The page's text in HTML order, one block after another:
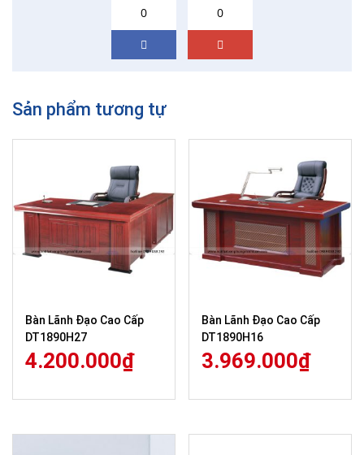
0 0
Sản phẩm tương tự
Bàn Lãnh Đạo Cao Cấp
DT1890H27
4.200.000₫
Bàn Lãnh Đạo Cao Cấp
DT1890H16
3.969.000₫